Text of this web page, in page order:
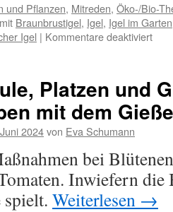
und Pflanzen, Mitreden, Öko-/Bio-
Braunbrustigel, Igel, Igel im Garten
Igel | Kommentare deaktiviert
Platzen und
mit dem
2024von Eva Schumann
bei
Inwiefern die
spielt. Weiterlesen →